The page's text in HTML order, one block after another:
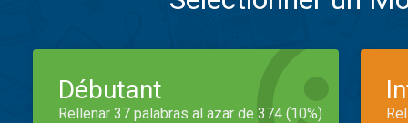
Débutant
Rellenar 37 palabras al azar de 374 (10%)